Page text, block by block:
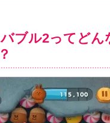
ブル2ってどん